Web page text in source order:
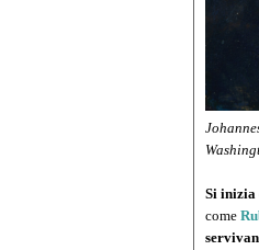
Si inizia
come